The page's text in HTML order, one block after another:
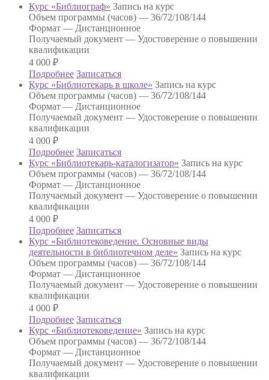
Курс «Библиограф» Запись на курс
Объем программы (часов) — 36/72/108/144
Формат — Дистанционное
Получаемый документ — Удостоверение о повышении
квалификации
4 000 ₽
Подробнее Записаться
Курс «Библиотекарь в школе» Запись на курс
Объем программы (часов) — 36/72/108/144
Формат — Дистанционное
Получаемый документ — Удостоверение о повышении
квалификации
4 000 ₽
Подробнее Записаться
Курс «Библиотекарь-каталогизатор» Запись на курс
Объем программы (часов) — 36/72/108/144
Формат — Дистанционное
Получаемый документ — Удостоверение о повышении
квалификации
4 000 ₽
Подробнее Записаться
Курс «Библиотековедение. Основные виды
деятельности в библиотечном деле» Запись на курс
Объем программы (часов) — 36/72/108/144
Формат — Дистанционное
Получаемый документ — Удостоверение о повышении
квалификации
4 000 ₽
Подробнее Записаться
Курс «Библиотековедение» Запись на курс
Объем программы (часов) — 36/72/108/144
Формат — Дистанционное
Получаемый документ — Удостоверение о повышении
квалификации